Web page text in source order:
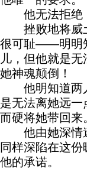
他无法拒绝
挫败地将威土
很可耻——明明
儿，但他就是
她神魂颠倒！
他明知道两人
是无法离她远
而硬将她带回来
他由她深情迷
同样深陷在这
他的承诺。